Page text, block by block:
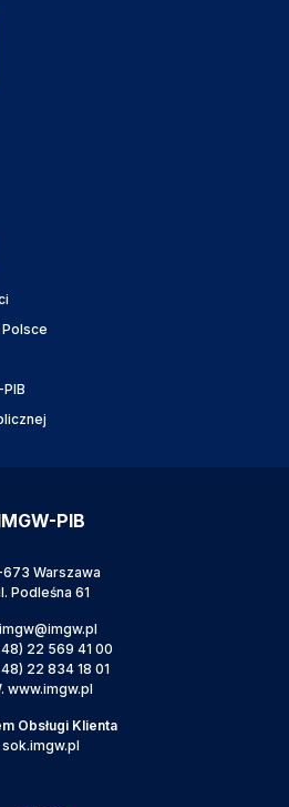
Polsce
PIB
673 Warszawa
Podleśna 61
imgw@imgw.pl
22 569 41 00
22 834 18 01
www.imgw.pl
Obsługi Klienta
sok.imgw.pl